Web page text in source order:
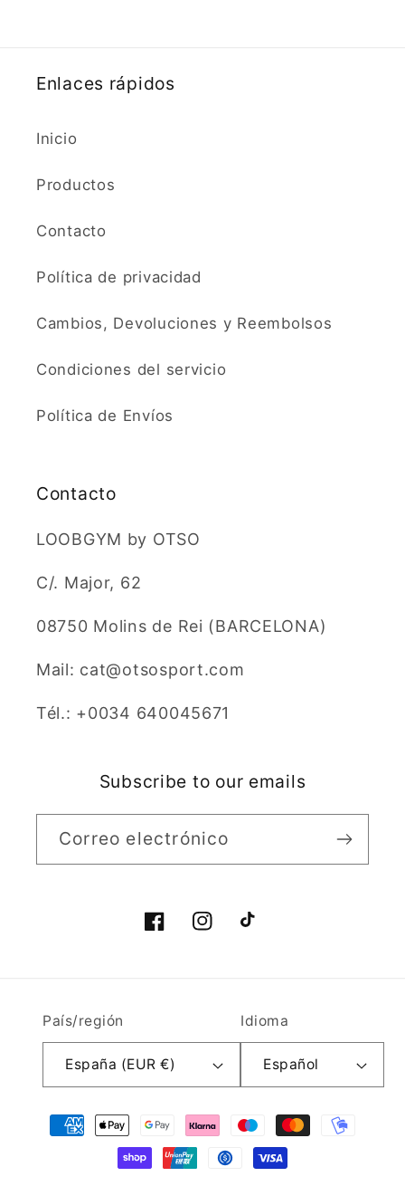
Enlaces rápidos
Inicio
Productos
Contacto
Política de privacidad
Cambios, Devoluciones y Reembolsos
Condiciones del servicio
Política de Envíos
Contacto
LOOBGYM by OTSO
C/. Major, 62
08750 Molins de Rei (BARCELONA)
Mail: cat@otsosport.com
Tél.: +0034 640045671
Subscribe to our emails
Correo electrónico
FacebookInstagramTikTok
País/región
España (EUR €)
Idioma
Español
Formas